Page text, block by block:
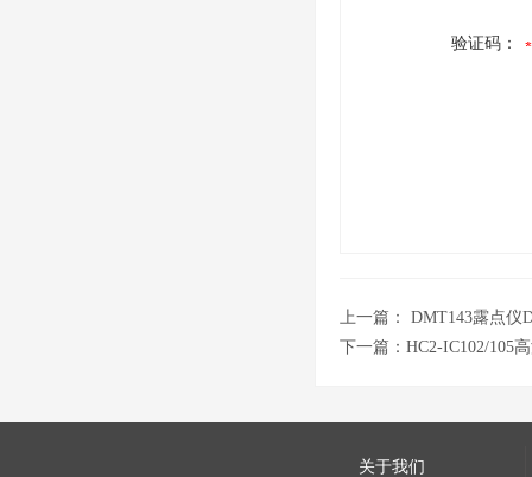
验证码：
上一篇： DMT143露点仪
下一篇： HC2-IC102/105
关于我们